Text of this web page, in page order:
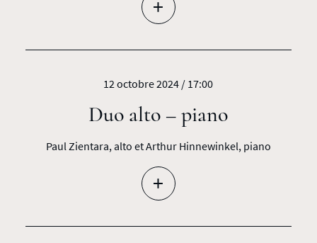
+
12 octobre 2024 / 17:00
Duo alto – piano
Paul Zientara, alto et Arthur Hinnewinkel, piano
+